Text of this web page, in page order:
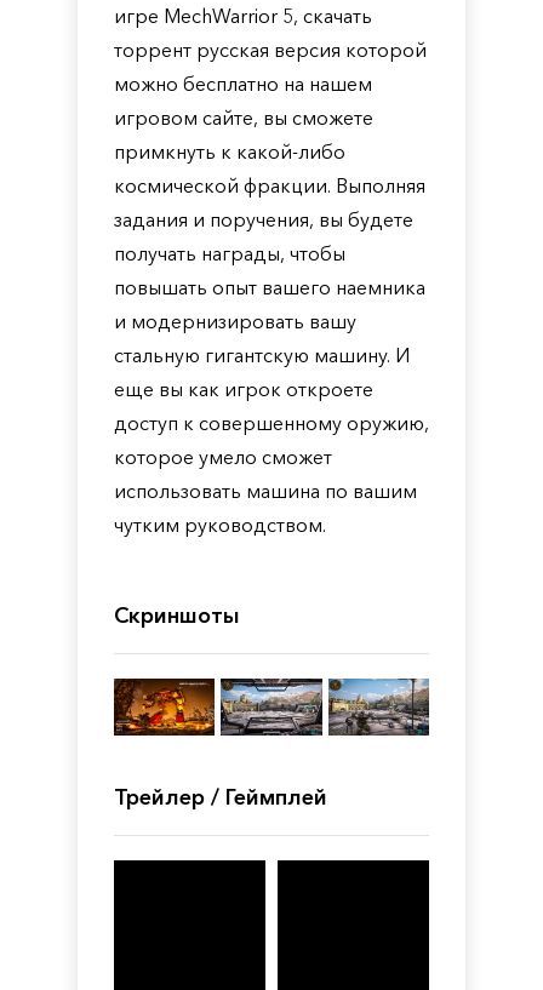
игре MechWarrior 5, скачать
торрент русская версия которой
можно бесплатно на нашем
игровом сайте, вы сможете
примкнуть к какой-либо
космической фракции. Выполняя
задания и поручения, вы будете
получать награды, чтобы
повышать опыт вашего наемника
и модернизировать вашу
стальную гигантскую машину. И
еще вы как игрок откроете
доступ к совершенному оружию,
которое умело сможет
использовать машина по вашим
чутким руководством.
Скриншоты
Трейлер / Геймплей